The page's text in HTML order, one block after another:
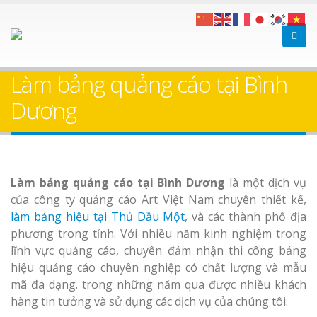
Làm bảng quảng cáo tại Bình
Dương
Làm bảng quảng cáo tại Bình Dương là một dịch vụ
của công ty quảng cáo Art Việt Nam chuyên thiết kế,
làm bảng hiệu tại Thủ Dầu Một, và các thành phố địa
phương trong tỉnh. Với nhiều năm kinh nghiệm trong
lĩnh vực quảng cáo, chuyên đảm nhận thi công bảng
hiệu quảng cáo chuyên nghiệp có chất lượng và mẫu
mã đa dạng. trong những năm qua được nhiều khách
hàng tin tưởng và sử dụng các dịch vụ của chúng tôi.
theo yêu cầu
Làm Biển
Dương
Thi công
cáo Thuận
Dương